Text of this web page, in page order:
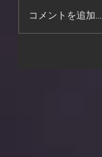
コメントを追加…